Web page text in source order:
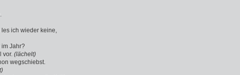
ich wieder keine,
im Jahr?
vor. (lächelt)
wegschiebst.